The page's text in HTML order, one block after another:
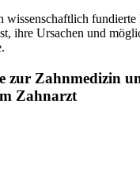
wissenschaftlich
ihre Ursachen und
zur Zahnmedizin
Zahnarzt